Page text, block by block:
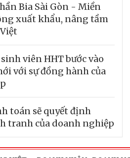
Bia Sài Gòn - Miền
xuất khẩu, nâng tầm
viên HHT bước vào
với sự đồng hành của
toán sẽ quyết định
tranh của doanh nghiệp